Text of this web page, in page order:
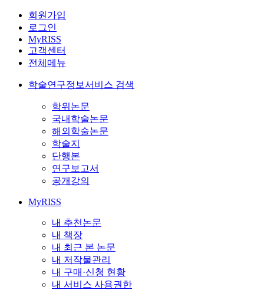
회원가입
로그인
MyRISS
고객센터
전체메뉴
학술연구정보서비스 검색
학위논문
국내학술논문
해외학술논문
학술지
단행본
연구보고서
공개강의
MyRISS
내 추천논문
내 책장
내 최근 본 논문
내 저작물관리
내 구매·신청 현황
내 서비스 사용권한